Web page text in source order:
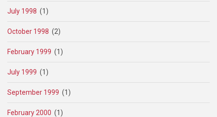
July 1998 (1)
October 1998 (2)
February 1999 (1)
July 1999 (1)
September 1999 (1)
February 2000 (1)